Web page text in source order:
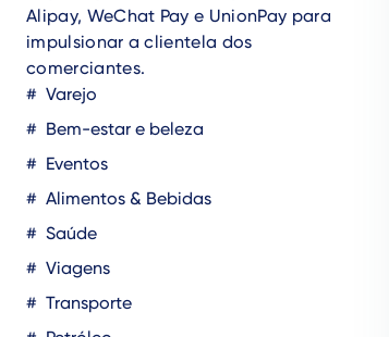
Alipay, WeChat Pay e UnionPay para
impulsionar a clientela dos
comerciantes.
Varejo
Bem-estar e beleza
Eventos
Alimentos & Bebidas
Saúde
Viagens
Transporte